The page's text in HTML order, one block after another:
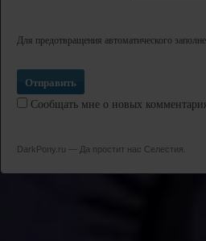
Для предотвращения автоматического
Сообщать мне о новых
DarkPony.ru — Да простит нас Селестия.